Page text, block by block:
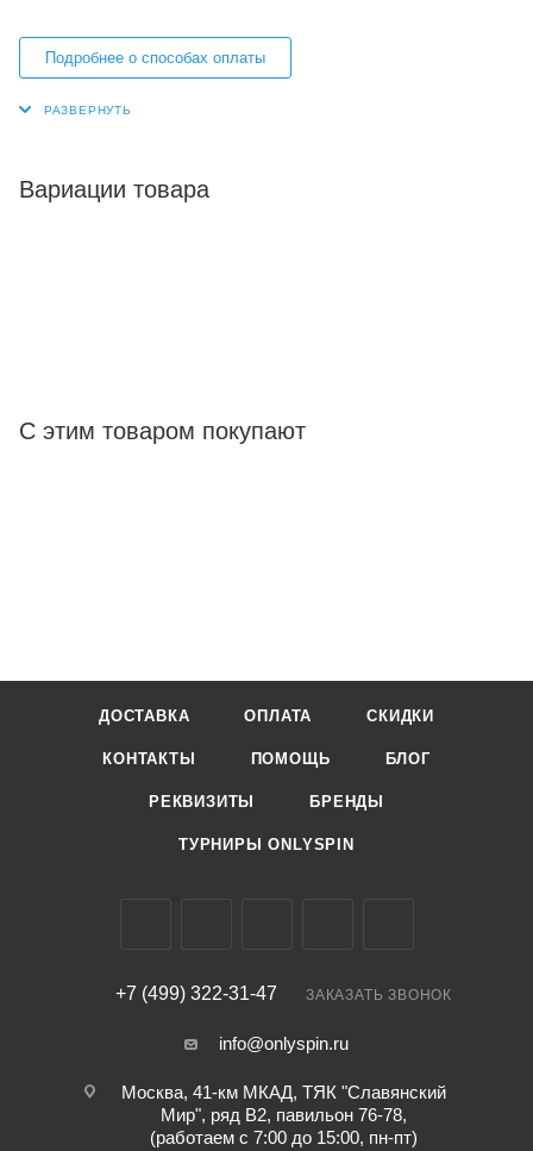
Подробнее о способах оплаты
Вариации товара
С этим товаром покупают
ДОСТАВКА ОПЛАТА СКИДКИ
КОНТАКТЫ ПОМОЩЬ БЛОГ
РЕКВИЗИТЫ БРЕНДЫ
ТУРНИРЫ ONLYSPIN
+7 (499) 322-31-47 ЗАКАЗАТЬ ЗВОНОК
info@onlyspin.ru
Москва, 41-км МКАД, ТЯК "Славянский
Мир", ряд В2, павильон 76-78,
(работаем с 7:00 до 15:00, пн-пт)